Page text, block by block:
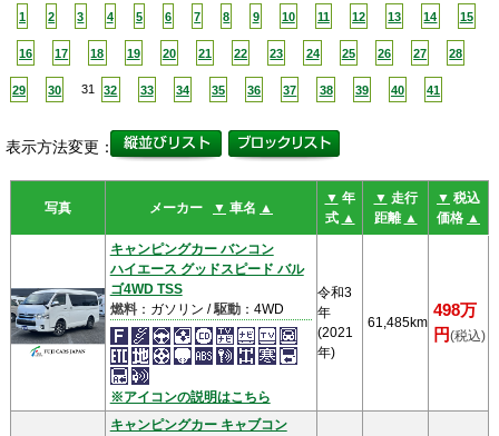
1 2 3 4 5 6 7 8 9 10 11 12 13 14 15
16 17 18 19 20 21 22 23 24 25 26 27 28
29 30 31 32 33 34 35 36 37 38 39 40 41
表示方法変更：
写真 メーカー ▼ 車名 ▲
▼ 年
式 ▲
▼ 走行
距離 ▲
▼ 税込
価格 ▲
キャンピングカー バンコン
ハイエース グッドスピード バル
ゴ4WD TSS
燃料：ガソリン /駆動：4WD
※アイコンの説明はこちら
令和3
年
(2021
年)
61,485km
498万
円(税込)
キャンピングカー キャブコン